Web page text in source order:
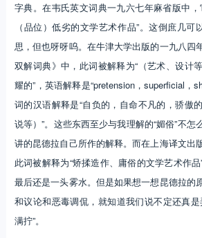
字典。在韦氏英文词典一九六七年麻省版中
（品位）低劣的文学艺术作品”。这倒庶几可
思，但也呀呀呜。在牛津大学出版的一九八四
双解词典》中，此词被解释为“（艺术、设计
耀的”，英语解释是“pretension，superficial，
词的汉语解释是“自负的，自命不凡的，骄傲
说等）”。这些东西至少与我理解的“媚俗”不怎
讲的昆德拉自己所作的解释。而在上海译文出
此词被解释为“矫揉造作、庸俗的文学艺术作
最后还是一头雾水。但是如果想一想昆德拉的
和议论和恶毒调侃，就知道我们说不定还真
满拧”。